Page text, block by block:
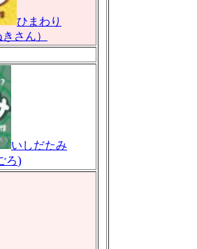
ひまわり
さん）
いしだたみ
ろ)